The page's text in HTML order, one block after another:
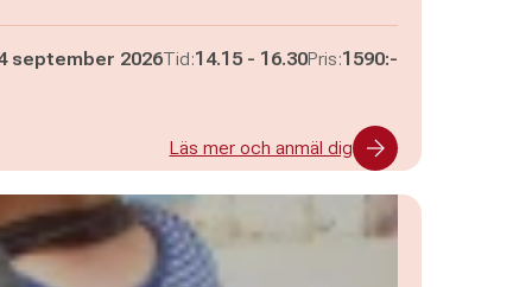
september 2026Tid:Pågår mellan
14.15 - och
16.30Pris:1590:-
Läs mer och anmäl dig